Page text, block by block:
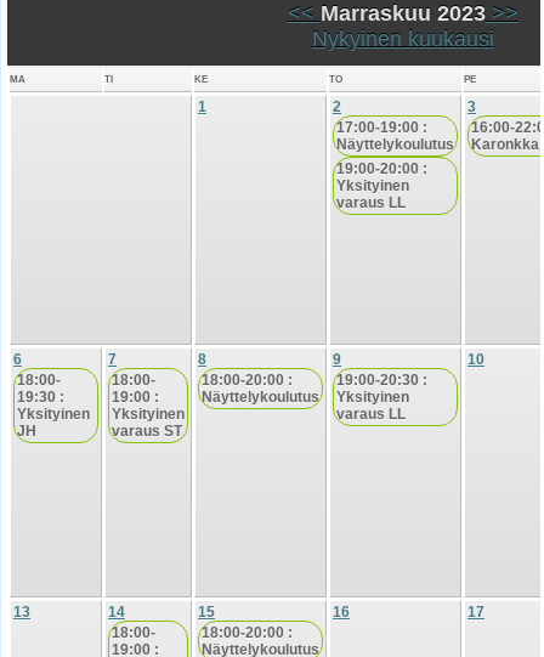
<< Marraskuu 2023>>
Nykyinen kuukausi
MA TI KE TO PE
1
2
17:00-19:00 :
Näyttelykoulutus
19:00-20:00 :
Yksityinen
varaus LL
3
16:00-
Karonkka
6
18:00-
19:30 :
Yksityinen
JH
7
18:00-
19:00 :
Yksityinen
varaus ST
8
18:00-20:00 :
Näyttelykoulutus
9
19:00-20:30 :
Yksityinen
varaus LL
10
13
14
18:00-
19:00 :
15
18:00-20:00 :
Näyttelykoulutus
16 17